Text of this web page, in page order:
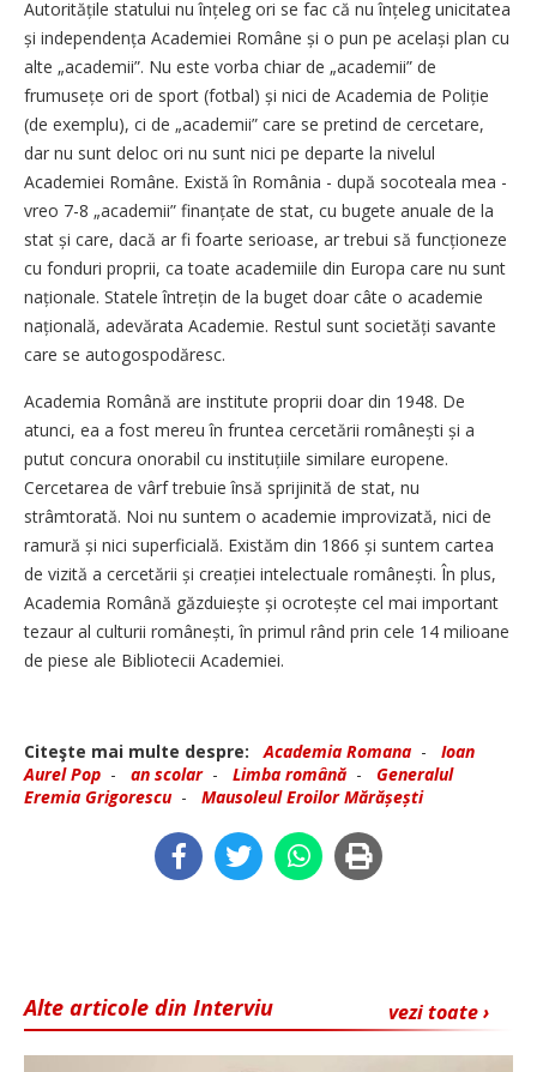
Autoritățile statului nu înțeleg ori se fac că nu înțeleg unicitatea
și independența Academiei Române și o pun pe același plan cu
alte „academii”. Nu este vorba chiar de „academii” de
frumusețe ori de sport (fotbal) și nici de Academia de Poliție
(de exemplu), ci de „academii” care se pretind de cercetare,
dar nu sunt deloc ori nu sunt nici pe departe la nivelul
Academiei Române. Există în România - după socoteala mea -
vreo 7-8 „academii” finanțate de stat, cu bugete anuale de la
stat și care, dacă ar fi foarte serioase, ar trebui să funcționeze
cu fonduri proprii, ca toate academiile din Europa care nu sunt
naționale. Statele întrețin de la buget doar câte o academie
națională, adevărata Academie. Restul sunt societăți savante
care se autogospodăresc.
Academia Română are institute proprii doar din 1948. De
atunci, ea a fost mereu în fruntea cercetării românești și a
putut concura onorabil cu instituțiile similare europene.
Cercetarea de vârf trebuie însă sprijinită de stat, nu
strâmtorată. Noi nu suntem o academie improvizată, nici de
ramură și nici superficială. Existăm din 1866 și suntem cartea
de vizită a cercetării și creației intelectuale românești. În plus,
Academia Română găzduiește și ocrotește cel mai important
tezaur al culturii românești, în primul rând prin cele 14 milioane
de piese ale Bibliotecii Academiei.
Citeşte mai multe despre: Academia Romana - Ioan
Aurel Pop - an scolar- Limba română - Generalul
Eremia Grigorescu- Mausoleul Eroilor Mărășești
vezi toate ›
Alte articole din Interviu